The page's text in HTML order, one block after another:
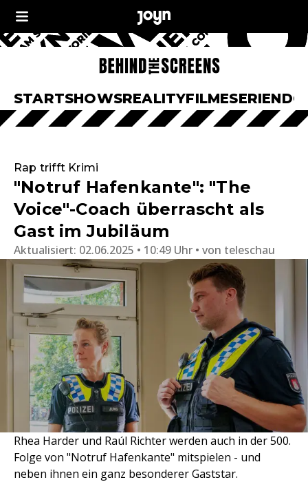
STARTSHOWSREALITYFILMESERIEN
Rap trifft Krimi
"Notruf Hafenkante": "The
Voice"-Coach überrascht als
Gast im Jubiläum
Aktualisiert: 02.06.2025 • 10:49 Uhr von teleschau
Rhea Harder und Raúl Richter werden auch in der 500.
Folge von "Notruf Hafenkante" mitspielen - und
neben ihnen ein ganz besonderer Gaststar.